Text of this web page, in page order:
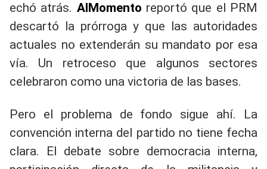
echó atrás. AlMomento reportó que el PRM
descartó la prórroga y que las autoridades
actuales no extenderán su mandato por esa
vía. Un retroceso que algunos sectores
celebraron como una victoria de las bases.
Pero el problema de fondo sigue ahí. La
convención interna del partido no tiene fecha
clara. El debate sobre democracia interna,